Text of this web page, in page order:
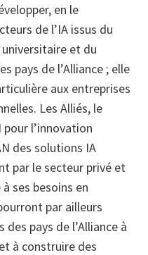
en le
de l’IA issus du
et du
pays de l’Alliance ; elle
aux entreprises
Les Alliés, le
pour l’innovation
des solutions IA
par le secteur privé et
ses besoins en
par ailleurs
pays de l’Alliance à
à construire des